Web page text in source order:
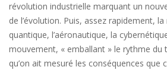
révolution industrielle marquant un
de l’évolution. Puis, assez rapidement,
quantique, l’aéronautique, la
mouvement, « emballant » le rythme du
qu’on ait mesuré les conséquences que